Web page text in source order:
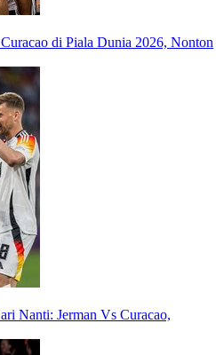
di Piala Dunia 2026, Nonton
Nanti: Jerman Vs Curacao,